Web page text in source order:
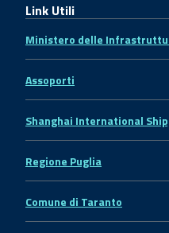
Link Utili
Ministero delle
Assoporti
Shanghai International
Regione Puglia
Comune di Taranto